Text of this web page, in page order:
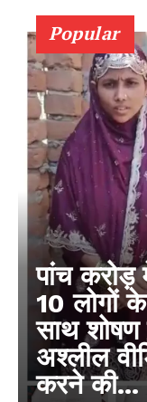
Popular
पांच करोड़
10 लोगों
साथ शोषण
अश्लील
करने की...